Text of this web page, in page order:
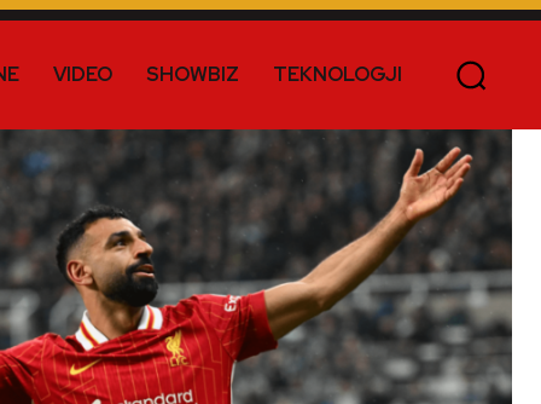
VIDEO SHOWBIZ TEKNOLOGJI